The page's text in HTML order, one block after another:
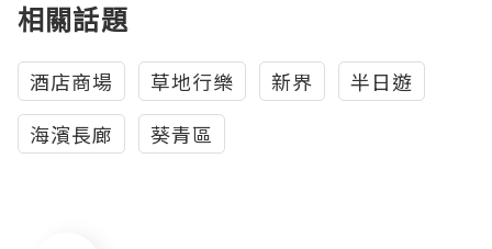
相關話題
酒店商場 草地行樂 新界
半日遊
海濱長廊
葵青區